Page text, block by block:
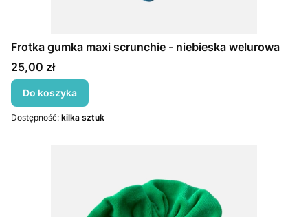
Frotka gumka maxi scrunchie - niebieska welurowa
Cena
25,00 zł
Do koszyka
Dostępność: kilka sztuk